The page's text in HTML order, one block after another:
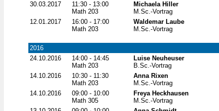
30.03.2017
11:30 - 13:00
Math 203
Michaela Hiller
M.Sc.-Vortrag
12.01.2017
16:00 - 17:00
Math 203
Waldemar Laube
M.Sc.-Vortrag
2016
24.10.2016
14:00 - 14:45
Math 203
Luise Neuheuser
B.Sc.-Vortrag
14.10.2016
10:30 - 11:30
Math 203
Anna Rixen
M.Sc.-Vortrag
14.10.2016
09:00 - 10:00
Math 305
Freya Heckhausen
M.Sc.-Vortrag